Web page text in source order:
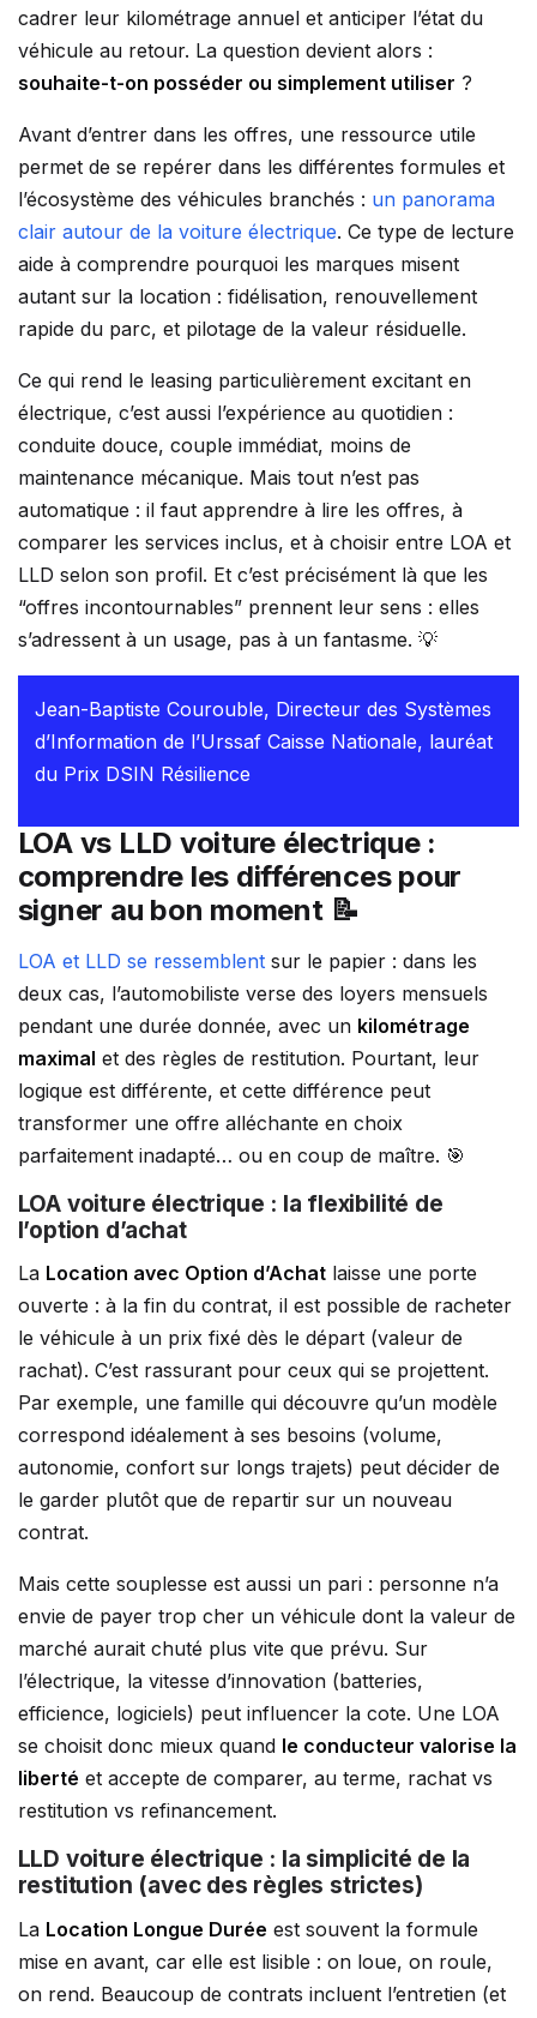
cadrer leur kilométrage annuel et anticiper l’état du
véhicule au retour. La question devient alors :
souhaite-t-on posséder ou simplement utiliser ?
Avant d’entrer dans les offres, une ressource utile
permet de se repérer dans les différentes formules et
l’écosystème des véhicules branchés : un panorama
clair autour de la voiture électrique. Ce type de lecture
aide à comprendre pourquoi les marques misent
autant sur la location : fidélisation, renouvellement
rapide du parc, et pilotage de la valeur résiduelle.
Ce qui rend le leasing particulièrement excitant en
électrique, c’est aussi l’expérience au quotidien :
conduite douce, couple immédiat, moins de
maintenance mécanique. Mais tout n’est pas
automatique : il faut apprendre à lire les offres, à
comparer les services inclus, et à choisir entre LOA et
LLD selon son profil. Et c’est précisément là que les
“offres incontournables” prennent leur sens : elles
s’adressent à un usage, pas à un fantasme. 💡
Jean-Baptiste Courouble, Directeur des Systèmes
d’Information de l’Urssaf Caisse Nationale, lauréat
du Prix DSIN Résilience
LOA vs LLD voiture électrique :
comprendre les différences pour
signer au bon moment 📝
LOA et LLD se ressemblentsur le papier : dans les
deux cas, l’automobiliste verse des loyers mensuels
pendant une durée donnée, avec un kilométrage
maximal et des règles de restitution. Pourtant, leur
logique est différente, et cette différence peut
transformer une offre alléchante en choix
parfaitement inadapté… ou en coup de maître. 🎯
LOA voiture électrique : la flexibilité de
l’option d’achat
La Location avec Option d’Achatlaisse une porte
ouverte : à la fin du contrat, il est possible de racheter
le véhicule à un prix fixé dès le départ (valeur de
rachat). C’est rassurant pour ceux qui se projettent.
Par exemple, une famille qui découvre qu’un modèle
correspond idéalement à ses besoins (volume,
autonomie, confort sur longs trajets) peut décider de
le garder plutôt que de repartir sur un nouveau
contrat.
Mais cette souplesse est aussi un pari : personne n’a
envie de payer trop cher un véhicule dont la valeur de
marché aurait chuté plus vite que prévu. Sur
l’électrique, la vitesse d’innovation (batteries,
efficience, logiciels) peut influencer la cote. Une LOA
se choisit donc mieux quand le conducteur valorise la
liberté et accepte de comparer, au terme, rachat vs
restitution vs refinancement.
LLD voiture électrique : la simplicité de la
restitution (avec des règles strictes)
La Location Longue Durée est souvent la formule
mise en avant, car elle est lisible : on loue, on roule,
on rend. Beaucoup de contrats incluent l’entretien (et